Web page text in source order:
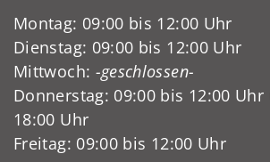
Montag: 09:00 bis 12:00 Uhr
Dienstag: 09:00 bis 12:00 Uhr
Mittwoch: -geschlossen-
Donnerstag: 09:00 bis 12:00
18:00 Uhr
Freitag: 09:00 bis 12:00 Uhr